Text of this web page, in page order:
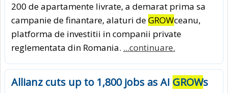
200 de apartamente livrate, a demarat prima sa
campanie de finantare, alaturi deGROWceanu,
platforma de investitii in companii private
reglementata din Romania. ...continuare.
Allianz cuts up to 1,800 jobs as AI GROWs